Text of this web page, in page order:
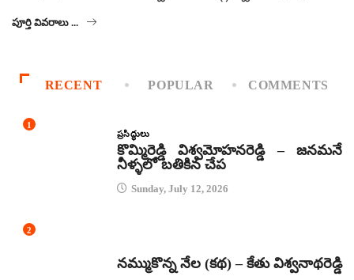
పూర్తి వివరాలు ...
RECENT POPULAR COMMENTS
1
ప్రసిద్ధులు
కొమ్మిరెడ్డి విశ్వమోహనరెడ్డి – జనమనే
నీళ్ళలో బతికిన చేప
Sunday, July 12, 2026
2
నమ్ముకొన్న నేల (కథ) – కేతు విశ్వనాథరెడ్డి